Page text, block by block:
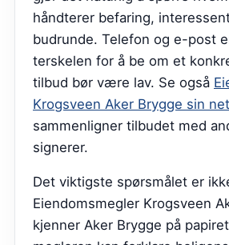
håndterer befaring,
budrunde. Telefon og e-post
terskelen for å be om et
tilbud bør være lav. Se også
Krogsveen Aker Brygge sin
sammenligner tilbudet med
signerer.
Det viktigste spørsmålet er
Eiendomsmegler Krogsveen
kjenner Aker Brygge på